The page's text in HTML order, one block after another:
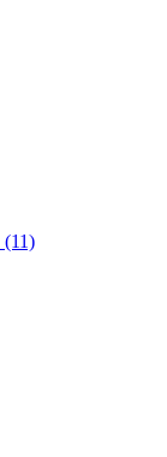
(11)